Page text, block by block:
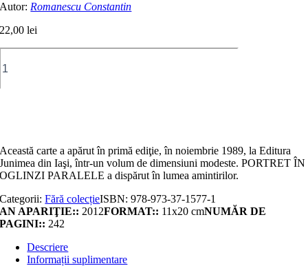
Autor: Romanescu Constantin
22,00lei
Această carte a apărut în primă ediţie, în noiembrie 1989, la Editura
Junimea din Iaşi, într-un volum de dimensiuni modeste. PORTRET ÎN
OGLINZI PARALELE a dispărut în lumea amintirilor.
Categorii:Fără colecțieISBN:978-973-37-1577-1
AN APARIŢIE:: 2012FORMAT:: 11x20 cmNUMĂR DE
PAGINI:: 242
Descriere
Informații suplimentare